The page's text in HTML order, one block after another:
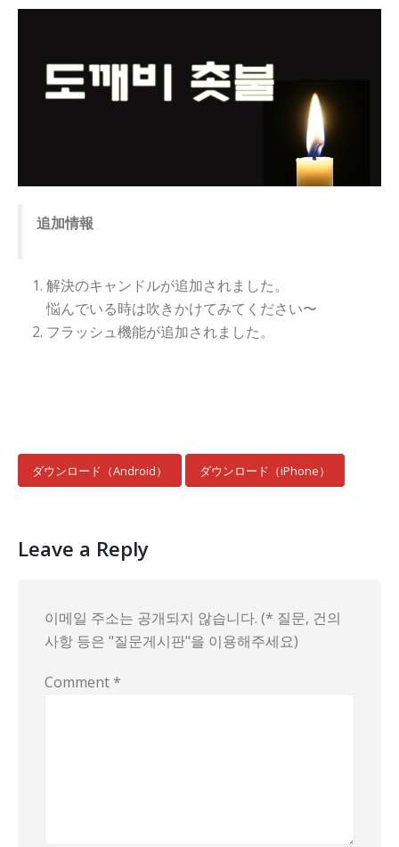
追加情報
解決のキャンドルが追加されました。
悩んでいる時は吹きかけてみてください〜
フラッシュ機能が追加されました。
ダウンロード（Android） ダウンロード（iPhone）
Leave a Reply
이메일 주소는 공개되지 않습니다. (* 질문, 건의
사항 등은 "질문게시판"을 이용해주세요)
Comment *